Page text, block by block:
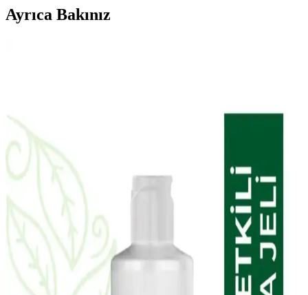
Ayrıca Bakınız
sağlar, hassas ciltlere uygun, parfümsüz ve çevre dostu formülüyle
cilt bakımında etkili bir seçenek sunar.
The Purest Solutions Karma Ciltler İçin Aydınlatıcı
ve Yenileyici Bakım Seti İncelemesi
The Purest Solutions karma ciltler için aydınlatıcı ve yenileyici
bakım seti, doğal içerikleriyle cilt tonunu eşitler, gözenekleri
sıkılaştırır ve parlaklık kazandırır. Düzenli kullanımda gözle görülür
farklar sağlar.
NIVEA Expert Filler Yoğun Yaşlanma Karşıtı
Gündüz Bakım Kremi İncelemesi ve Kullanım
Yöntemleri